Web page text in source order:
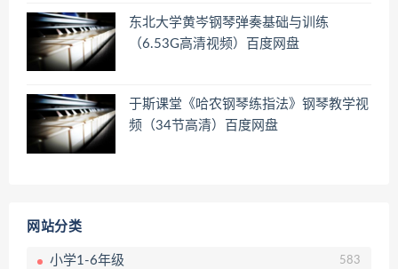
东北大学黄岑钢琴弹奏基础与训练
（6.53G高清视频）百度网盘
于斯课堂《哈农钢琴练指法》钢琴教学视
频（34节高清）百度网盘
网站分类
小学1-6年级 583